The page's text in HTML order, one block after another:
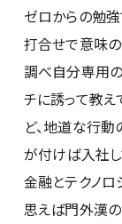
ゼロからの勉
打合せで意味
調べ自分専用
チに誘って教え
ど、地道な行
が付けば入社
金融とテクノ
思えば門外漢